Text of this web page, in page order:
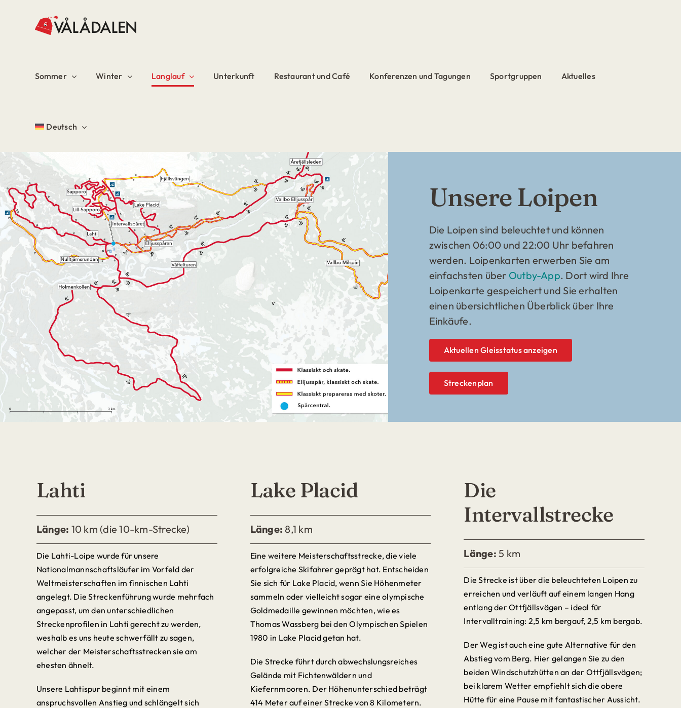
Sommer Winter Langlauf Unterkunft Restaurant und Café Konferenzen und Tagungen Sportgruppen Aktuelles
Deutsch
Unsere Loipen
Die Loipen sind beleuchtet und können
zwischen 06:00 und 22:00 Uhr befahren
werden. Loipenkarten erwerben Sie am
einfachsten über Outby-App. Dort wird Ihre
Loipenkarte gespeichert und Sie erhalten
einen übersichtlichen Überblick über Ihre
Einkäufe.
Aktuellen Gleisstatus anzeigen
Streckenplan
Lahti
Länge: 10 km (die 10-km-Strecke)
Die Lahti-Loipe wurde für unsere
Nationalmannschaftsläufer im Vorfeld der
Weltmeisterschaften im finnischen Lahti
angelegt. Die Streckenführung wurde mehrfach
angepasst, um den unterschiedlichen
Streckenprofilen in Lahti gerecht zu werden,
weshalb es uns heute schwerfällt zu sagen,
welcher der Meisterschaftsstrecken sie am
ehesten ähnelt.
Unsere Lahtispur beginnt mit einem
anspruchsvollen Anstieg und schlängelt sich
Lake Placid
Länge: 8,1 km
Eine weitere Meisterschaftsstrecke, die viele
erfolgreiche Skifahrer geprägt hat. Entscheiden
Sie sich für Lake Placid, wenn Sie Höhenmeter
sammeln oder vielleicht sogar eine olympische
Goldmedaille gewinnen möchten, wie es
Thomas Wassberg bei den Olympischen Spielen
1980 in Lake Placid getan hat.
Die Strecke führt durch abwechslungsreiches
Gelände mit Fichtenwäldern und
Kiefernmooren. Der Höhenunterschied beträgt
414 Meter auf einer Strecke von 8 Kilometern.
Die
Intervallstrecke
Länge: 5 km
Die Strecke ist über die beleuchteten Loipen zu
erreichen und verläuft auf einem langen Hang
entlang der Ottfjällsvägen – ideal für
Intervalltraining: 2,5 km bergauf, 2,5 km bergab.
Der Weg ist auch eine gute Alternative für den
Abstieg vom Berg. Hier gelangen Sie zu den
beiden Windschutzhütten an der Ottfjällsvägen;
bei klarem Wetter empfiehlt sich die obere
Hütte für eine Pause mit fantastischer Aussicht.